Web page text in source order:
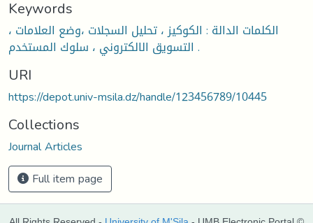
Keywords
الكلمات الدالة : الكوكيز ، تحليل السجلات ،وضع العلامات ،
التسويق الالكتروني ، سلوك المستخدم .
URI
https://depot.univ-msila.dz/handle/123456789/10445
Collections
Journal Articles
Full item page